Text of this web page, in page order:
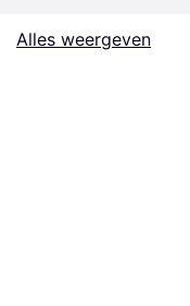
Alles weergeven